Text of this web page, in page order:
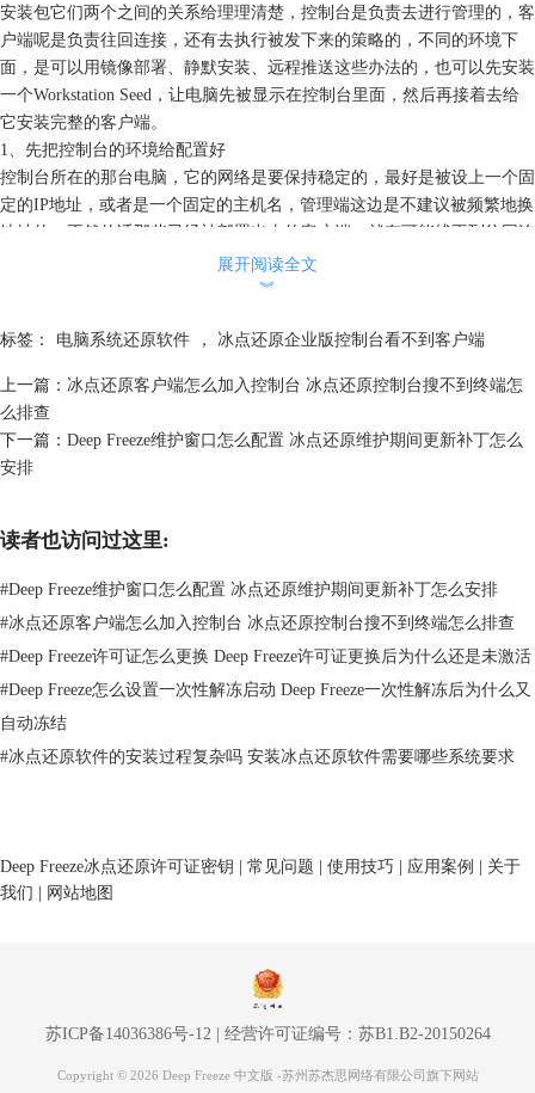
安装包它们两个之间的关系给理理清楚，控制台是负责去进行管理的，客
户端呢是负责往回连接，还有去执行被发下来的策略的，不同的环境下
面，是可以用镜像部署、静默安装、远程推送这些办法的，也可以先安装
一个Workstation Seed，让电脑先被显示在控制台里面，然后再接着去给
它安装完整的客户端。
1、先把控制台的环境给配置好
控制台所在的那台电脑，它的网络是要保持稳定的，最好是被设上一个固
定的IP地址，或者是一个固定的主机名，管理端这边是不建议被频繁地换
地址的，不然的话那些已经被部署出去的客户端，就有可能找不到往回连
接的那个目标了，另外控制台在的这台电脑，也别和同一个端口的客户端
组件给混着装在一起，这么做是为了不让本机的服务还有通信的端口它们
2、把客户端的安装包给生成出来
了要冻结哪个盘符、设什么密码、维护的窗口、通信的端口、控制台的地
址这些内容，然后再去生成一份适合被拿来部署的安装包。
这个安装包最好是按照项目或者是机房的版本来被保存下来，不要每一次
都临时的去生成一个，比如说可以被存成教学机房A杠2026版，或者是实
客户端它到底是被按照哪一套策略给装上去的。
数量不多的电脑是可以用手动去安装的，要是一下子要装很多台电脑的
话，那就更加适合去用镜像、用软件分发的工具，或者是静默安装的方式
了，Workstation Seed也是可以被当成一种前置的手段来用的，先让电脑
在控制台里面显示出来，然后再从控制台这边去把后续的安装和管理的工
作给完成掉，种子的客户端被安装上以后，在控制台里面它就会以目标电
脑的形式被显示出来，这样就方便后面去远程地把完整的客户端给装上
去。
通，又或者是端口和服务这两个东西没有对上，Deep Freeze它默认用来通
信的那个端口一般是7725，这个端口要是被冲突了，或者是被防火墙给拦
展开阅读全文
︾
标签： 电脑系统还原软件 ， 冰点还原企业版控制台看不到客户端
上一篇： 冰点还原客户端怎么加入控制台 冰点还原控制台搜不到终端怎
么排查
下一篇： Deep Freeze维护窗口怎么配置 冰点还原维护期间更新补丁怎么
安排
读者也访问过这里:
#Deep Freeze维护窗口怎么配置 冰点还原维护期间更新补丁怎么安排
#冰点还原客户端怎么加入控制台 冰点还原控制台搜不到终端怎么排查
#Deep Freeze许可证怎么更换 Deep Freeze许可证更换后为什么还是未激活
#Deep Freeze怎么设置一次性解冻启动 Deep Freeze一次性解冻后为什么又
自动冻结
#冰点还原软件的安装过程复杂吗 安装冰点还原软件需要哪些系统要求
Deep Freeze冰点还原许可证密钥 常见问题 使用技巧 应用案例
关于
我们
网站地图
苏ICP备14036386号-12| 经营许可证编号：苏B1.B2-20150264
Copyright © 2026 Deep Freeze 中文版 -苏州苏杰思网络有限公司旗下网站